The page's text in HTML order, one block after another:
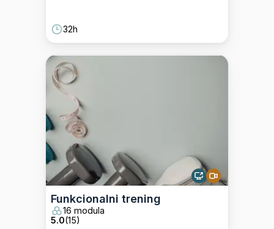
32h
Funkcionalni trening
16 modula
5.0(15)